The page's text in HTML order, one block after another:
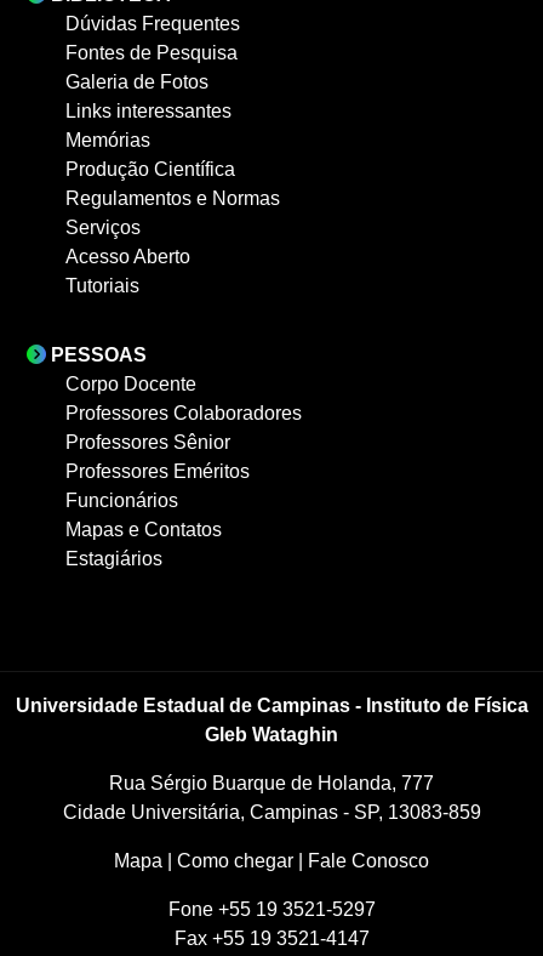
Dúvidas Frequentes
Fontes de Pesquisa
Galeria de Fotos
Links interessantes
Memórias
Produção Científica
Regulamentos e Normas
Serviços
Acesso Aberto
Tutoriais
PESSOAS
Corpo Docente
Professores Colaboradores
Professores Sênior
Professores Eméritos
Funcionários
Mapas e Contatos
Estagiários
Universidade Estadual de Campinas - Instituto de Física
Gleb Wataghin
Rua Sérgio Buarque de Holanda, 777
Cidade Universitária, Campinas - SP, 13083-859
Mapa Como chegar Fale Conosco
Fone +55 19 3521-5297
Fax +55 19 3521-4147